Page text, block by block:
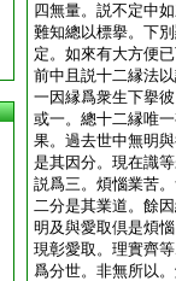
四無量。説不定中
難知總以標擧。下
定。如來有大方便
前中且説十二縁法
一因縁爲衆生下擧
或一。總十二縁唯
果。過去世中無明
是其因分。現在識
説爲三。煩惱業苦
二分是其業道。餘
明及與愛取倶是煩
現彰愛取。理實齊等
爲分世。非無所以